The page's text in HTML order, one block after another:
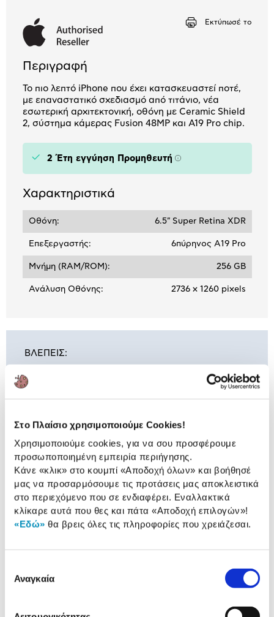
Στο Πλαίσιο χρησιμοποιούμε Cookies!
Χρησιμοποιούμε cookies, για να σου προσφέρουμε
προσωποποιημένη εμπειρία περιήγησης.
Κάνε «κλικ» στο κουμπί «Αποδοχή όλων» και βοήθησέ
μας να προσαρμόσουμε τις προτάσεις μας αποκλειστικά
στο περιεχόμενο που σε ενδιαφέρει. Εναλλακτικά
κλίκαρε αυτά που θες και πάτα «Αποδοχή επιλογών»!
«Εδώ» θα βρεις όλες τις πληροφορίες που χρειάζεσαι.
συγκατάθεσης
Αναγκαία
Εκτύπωσέ το
Περιγραφή
Το πιο λεπτό iPhone που έχει κατασκευαστεί ποτέ,
με επαναστατικό σχεδιασμό από τιτάνιο, νέα
εσωτερική αρχιτεκτονική, οθόνη με Ceramic Shield
2, σύστημα κάμερας Fusion 48MP και A19 Pro chip.
2 Έτη εγγύηση Προμηθευτή Πληροφορίες
Χαρακτηριστικά
Οθόνη: 6.5" Super Retina XDR
Επεξεργαστής: 6πύρηνος A19 Pro
Μνήμη (RAM/ROM): 256 GB
Ανάλυση Οθόνης: 2736 x 1260 pixels
ΒΛΕΠΕΙΣ:
Apple iPhone Air 256GB 5G Space
Συνδύασέτο με
Apple iPhone Air MagSafe
Shadow